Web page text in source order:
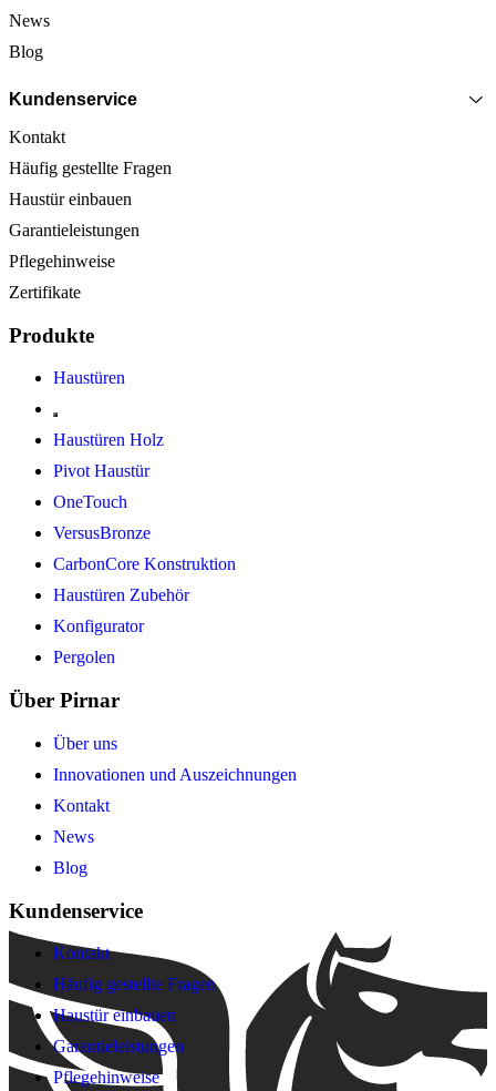
News
Blog
Kundenservice
Kontakt
Häufig gestellte Fragen
Haustür einbauen
Garantieleistungen
Pflegehinweise
Zertifikate
Produkte
Haustüren
Haustüren Holz
Pivot Haustür
OneTouch
VersusBronze
CarbonCore Konstruktion
Haustüren Zubehör
Konfigurator
Pergolen
Über Pirnar
Über uns
Innovationen und Auszeichnungen
Kontakt
News
Blog
Kundenservice
Kontakt
Häufig gestellte Fragen
Haustür einbauen
Garantieleistungen
Pflegehinweise